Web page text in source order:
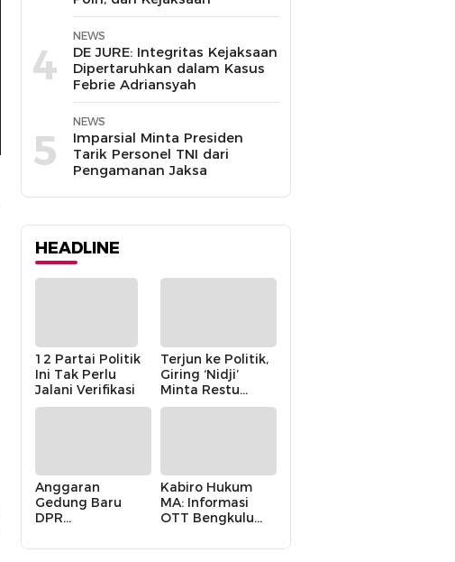
4
NEWS
DE JURE: Integritas Kejaksaan
Dipertaruhkan dalam Kasus
Febrie Adriansyah
5
NEWS
Imparsial Minta Presiden
Tarik Personel TNI dari
Pengamanan Jaksa
HEADLINE
12 Partai Politik
Ini Tak Perlu
Jalani Verifikasi
Terjun ke Politik,
Giring ‘Nidji’
Minta Restu
Keluarga
Anggaran
Gedung Baru
DPR
Cair karena
Kabiro Hukum
MA: Informasi
OTT Bengkulu
Internal MA